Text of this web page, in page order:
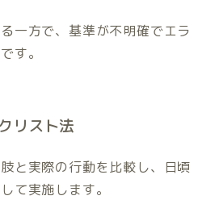
一方で、基準が不明確でエラ
す。
リスト法
と実際の行動を比較し、日頃
て実施します。